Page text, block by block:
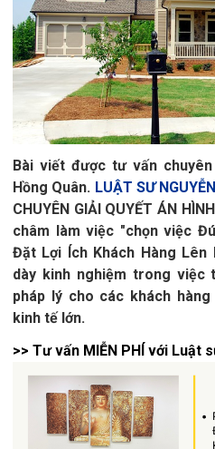
Bài viết được tư vấn
Hồng Quân. LUẬT SƯ
CHUYÊN GIẢI QUYẾT ÁN
châm làm việc "chọn việc
Đặt Lợi Ích Khách Hàng
dày kinh nghiệm trong
pháp lý cho các khách
kinh tế lớn.
>> Tư vấn MIỄN PHÍ với Luật